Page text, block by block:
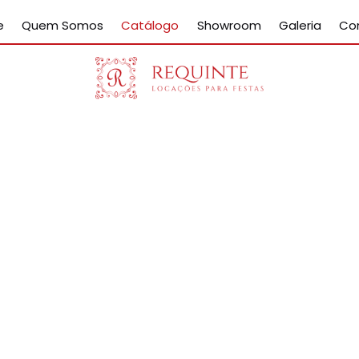
Quem Somos Catálogo Showroom Galeria